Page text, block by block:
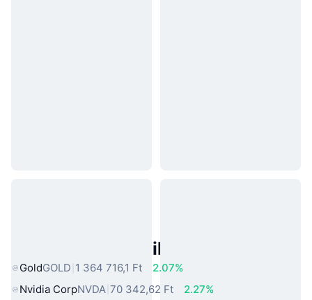
Népszerű Való Világbeli Eszközök
GoldGOLD 1 364 716,1 Ft
2.07%
Nvidia CorpNVDA 70 342,62 Ft
2.27%